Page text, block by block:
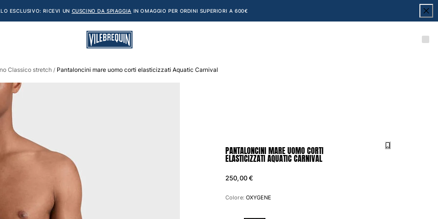
ESCLUSIVO: RICEVI UN CUSCINO DA SPIAGGIA IN OMAGGIO PER ORDINI SUPERIORI A 600€
Classico stretch / Pantaloncini mare uomo corti elasticizzati Aquatic Carnival
PANTALONCINI MARE UOMO CORTI
ELASTICIZZATI AQUATIC CARNIVAL
250,00 €
Colore: OXYGENE